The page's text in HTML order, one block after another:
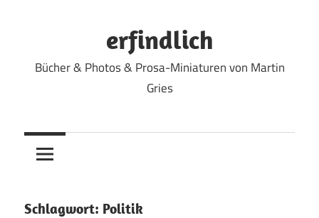
erfindlich
Bücher & Photos & Prosa-Miniaturen von Martin
Gries
Schlagwort: Politik